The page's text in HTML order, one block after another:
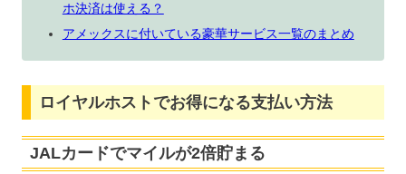
ホ決済は使える？
アメックスに付いている豪華サービス一覧のまとめ
ロイヤルホストでお得になる支払い方法
JALカードでマイルが2倍貯まる